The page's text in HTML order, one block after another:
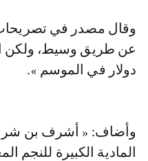
وقال مصدر في تصريحات خاصة ل » كووورة »: « تم عرض بن شرقي على الأهلي
دولار في الموسم ».
وأضاف: « أشرف بن
المادية الكبيرة للنجم